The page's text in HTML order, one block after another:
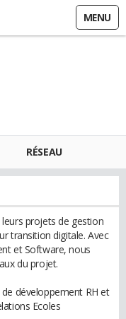
MENU
RÉSEAU
projets de gestion
transition digitale. Avec
et Software, nous
du projet.
développement RH et
Ecoles